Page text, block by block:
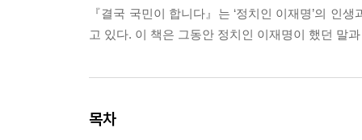
『결국 국민이 합니다』는 ‘정치인 이재명’의 인
고 있다. 이 책은 그동안 정치인 이재명이 했던 말
목차